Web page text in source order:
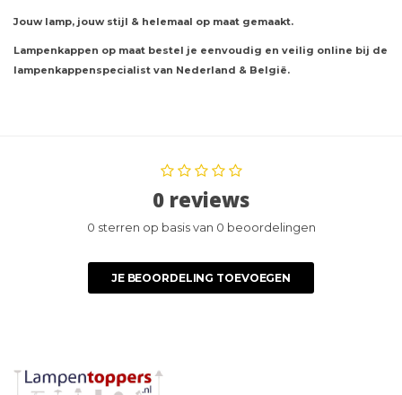
Jouw lamp, jouw stijl & helemaal op maat gemaakt.
Lampenkappen op maat bestel je eenvoudig en veilig online bij de
lampenkappenspecialist van Nederland & België.
0 reviews
0 sterren op basis van 0 beoordelingen
JE BEOORDELING TOEVOEGEN